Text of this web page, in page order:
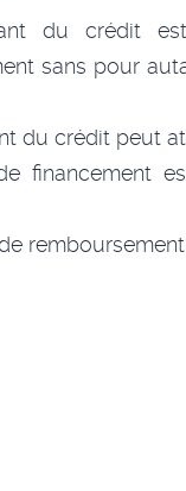
du crédit
sans pour
du crédit peut
financement